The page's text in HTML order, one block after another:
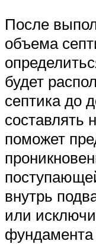
После
объема
будет
септика до
составлять
поможет
внутрь
или
фундамента